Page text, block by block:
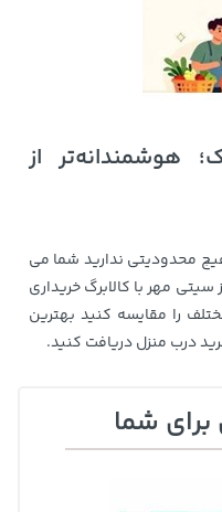
هوشمندانه‌تر از
محدودیتی ندارید شما می
مهر با کالابرگ خریداری
را مقایسه کنید بهترین
درب منزل دریافت کنید.
شما